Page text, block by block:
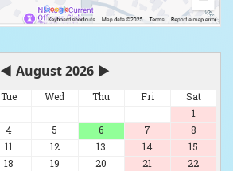
◀ August 2026 ▶
Tue Wed Thu Fri
Sat
1
4 5 6 7
8
11 12 13 14
15
18 19 20 21
22